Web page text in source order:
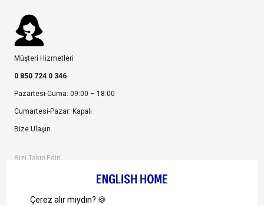
Müşteri Hizmetleri
0 850 724 0 346
Pazartesi-Cuma: 09:00 – 18:00
Cumartesi-Pazar: Kapalı
Bize Ulaşın
Bizi Takip Edin